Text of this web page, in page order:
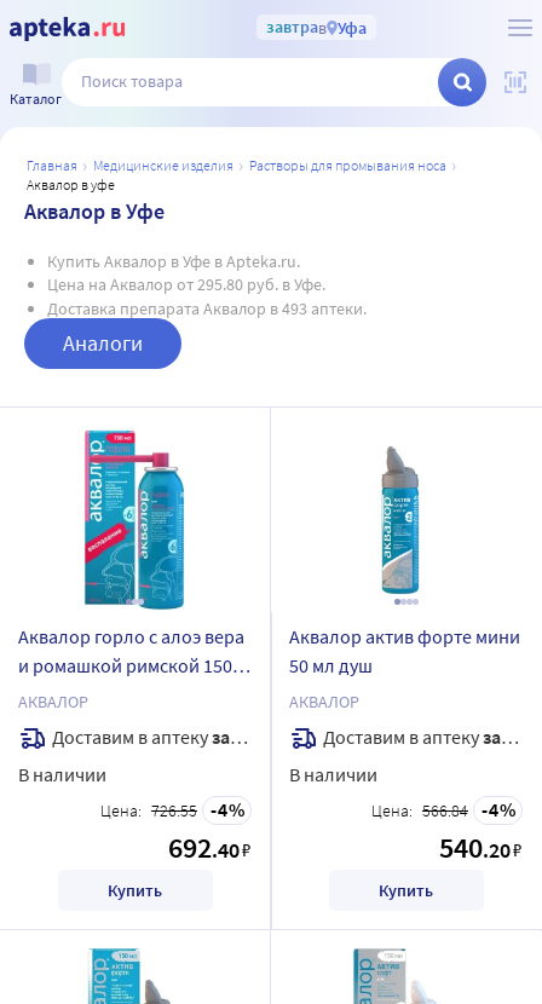
завтрав Уфа
Каталог
главная медицинские изделия
растворы для промывания носа
аквалор в уфе
Аквалор в Уфе
Купить Аквалор в Уфе в Apteka.ru.
Цена на Аквалор от 295.80 руб. в Уфе.
Доставка препарата Аквалор в 493 аптеки.
Аналоги
Аквалор горло с алоэ вера
и ромашкой римской 150
мл
АКВАЛОР
Доставим в аптекузавтра
В наличии
Цена: 726.55 4
692.40₽
Купить
Аквалор актив форте мини
50 мл душ
АКВАЛОР
Доставим в аптекузавтра
В наличии
Цена: 566.84 4
540.20₽
Купить